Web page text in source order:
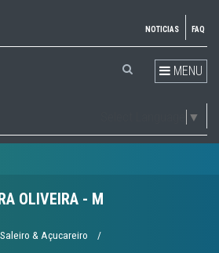
NOTICIAS FAQ
MENU
▼
OLIVEIRA - M
Saleiro & Açucareiro /